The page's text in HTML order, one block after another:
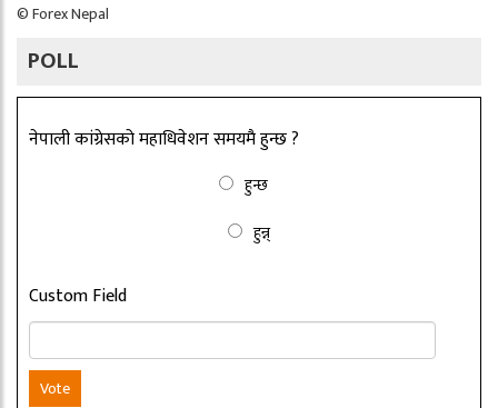
©Forex Nepal
POLL
नेपाली कांग्रेसको महाधिवेशन समयमै हुन्छ ?
हुन्छ
हुन्न्
Custom Field
Vote